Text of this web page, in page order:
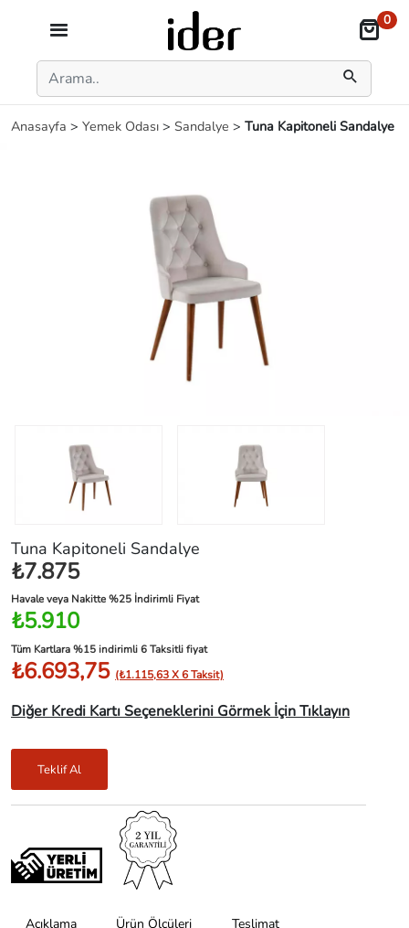
0
Anasayfa > Yemek Odası > Sandalye > Tuna Kapitoneli Sandalye
Tuna Kapitoneli Sandalye
₺7.875
Havale veya Nakitte %25 İndirimli Fiyat
₺5.910
Tüm Kartlara %15 indirimli 6 Taksitli fiyat
₺6.693,75 (₺1.115,63 X 6 Taksit)
Diğer Kredi Kartı Seçeneklerini Görmek İçin Tıklayın
Teklif Al
Açıklama Ürün Ölçüleri
Teslimat